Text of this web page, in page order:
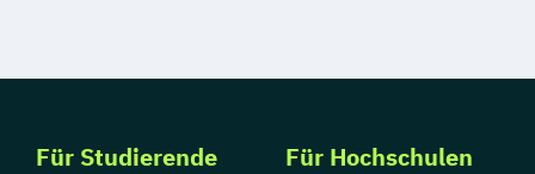
Für Studierende Für Hochschulen